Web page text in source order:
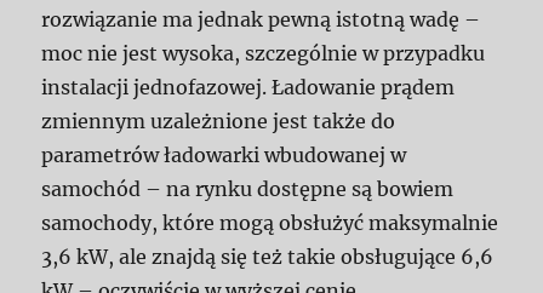
rozwiązanie ma jednak pewną istotną wadę –
moc nie jest wysoka, szczególnie w przypadku
instalacji jednofazowej. Ładowanie prądem
zmiennym uzależnione jest także do
parametrów ładowarki wbudowanej w
samochód – na rynku dostępne są bowiem
samochody, które mogą obsłużyć maksymalnie
3,6 kW, ale znajdą się też takie obsługujące 6,6